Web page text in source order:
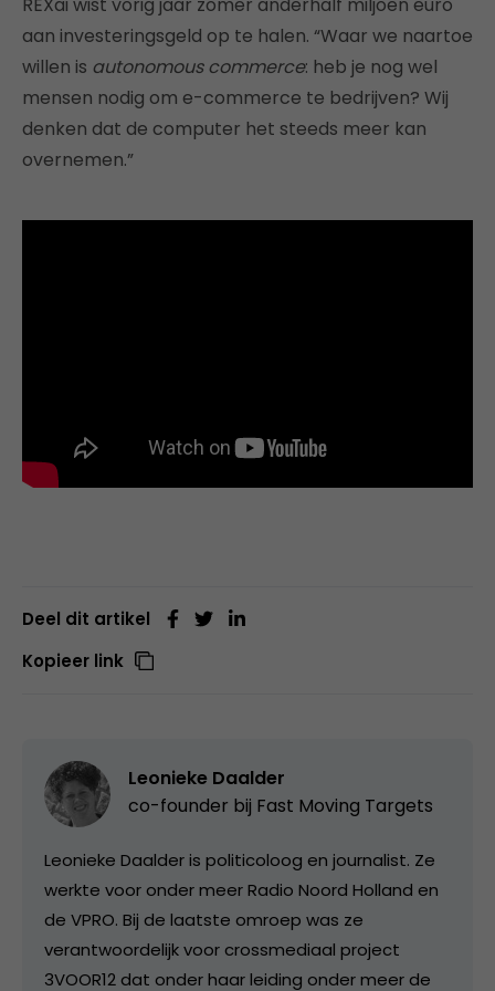
aan investeringsgeld op te halen. “Waar we naartoe
willen is autonomous commerce: heb je nog wel
mensen nodig om e-commerce te bedrijven? Wij
denken dat de computer het steeds meer kan
overnemen.”
Deel dit artikel
Kopieer link
Leonieke Daalder
co-founder bij Fast Moving Targets
Leonieke Daalder is politicoloog en journalist. Ze
werkte voor onder meer Radio Noord Holland en
de VPRO. Bij de laatste omroep was ze
verantwoordelijk voor crossmediaal project
3VOOR12 dat onder haar leiding onder meer de